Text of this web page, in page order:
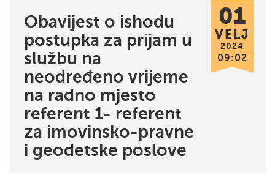
postupka za prijam u službu na neodređeno vrijeme na radno
mjesto referent 1- referent za imovinsko-pravne i geodetske
poslove
Obavijest o ishodu
postupka za prijam u
službu na
neodređeno vrijeme
na radno mjesto
referent 1- referent
za imovinsko-pravne
i geodetske poslove
01
VELJ
2024
09:02